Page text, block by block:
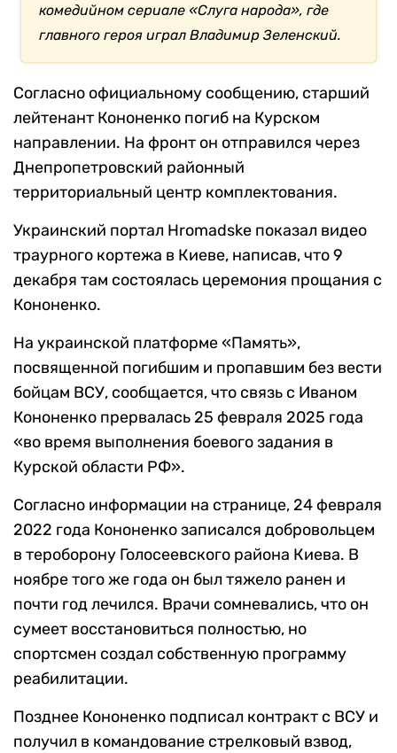
комедийном сериале «Слуга народа», где
главного героя играл Владимир Зеленский.
Согласно официальному сообщению, старший
лейтенант Кононенко погиб на Курском
направлении. На фронт он отправился через
Днепропетровский районный
территориальный центр комплектования.
Украинский портал Hromadske показал видео
траурного кортежа в Киеве, написав, что 9
декабря там состоялась церемония прощания с
Кононенко.
На украинской платформе «Память»,
посвященной погибшим и пропавшим без вести
бойцам ВСУ, сообщается, что связь с Иваном
Кононенко прервалась 25 февраля 2025 года
«во время выполнения боевого задания в
Курской области РФ».
Согласно информации на странице, 24 февраля
2022 года Кононенко записался добровольцем
в тероборону Голосеевского района Киева. В
ноябре того же года он был тяжело ранен и
почти год лечился. Врачи сомневались, что он
сумеет восстановиться полностью, но
спортсмен создал собственную программу
реабилитации.
Позднее Кононенко подписал контракт с ВСУ и
получил в командование стрелковый взвод,